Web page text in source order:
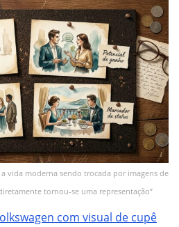
vida moderna sendo trocada por imagens de
tornou-se uma representação”
com visual de cupê